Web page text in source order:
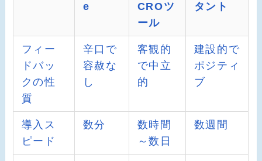
e
CROツ
ール
タント
フィー
ドバッ
クの性
質
辛口で
容赦な
し
客観的
で中立
的
建設的で
ポジティ
ブ
導入ス
ピード
数分
数時間
～数日
数週間